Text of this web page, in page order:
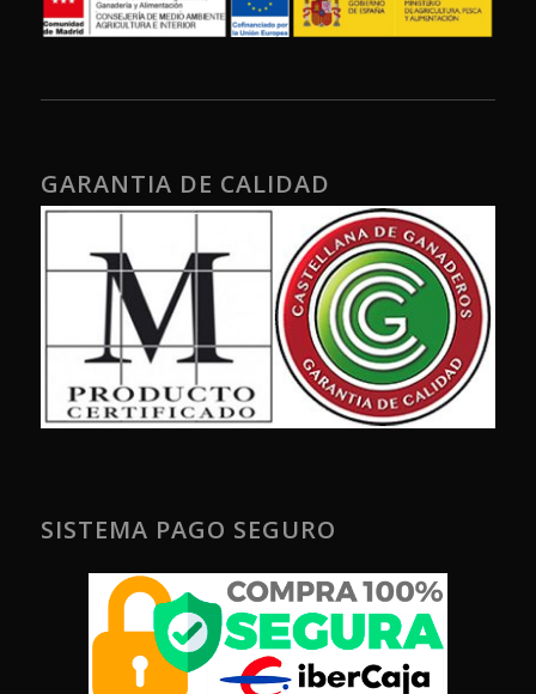
GARANTIA DE CALIDAD
SISTEMA PAGO SEGURO